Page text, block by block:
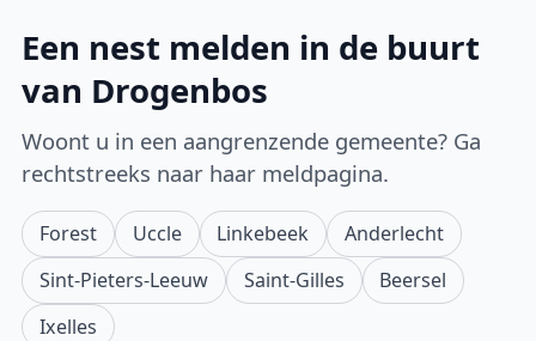
Een nest melden in de buurt
van Drogenbos
Woont u in een aangrenzende gemeente? Ga
rechtstreeks naar haar meldpagina.
Forest Uccle Linkebeek
Anderlecht
Sint-Pieters-Leeuw
Saint-Gilles
Beersel
Ixelles